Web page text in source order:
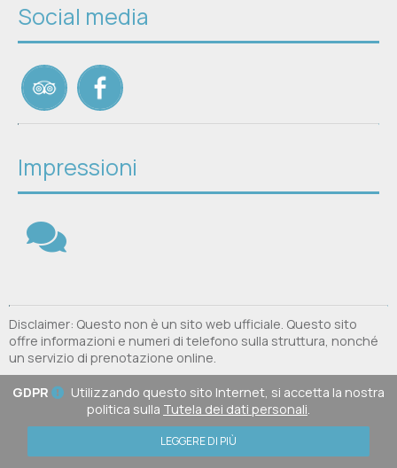
Social media
Impressioni
Disclaimer: Questo non è un sito web ufficiale. Questo sito
offre informazioni e numeri di telefono sulla struttura, nonché
un servizio di prenotazione online.
GDPR
Utilizzando questo sito Internet, si accetta la nostra
politica sulla Tutela dei dati personali.
LEGGERE DI PIÙ